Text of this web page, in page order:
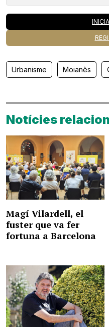
Urbanisme Moianès
Notícies
Magí Vilardell, el
fuster que va fer
fortuna a Barcelona